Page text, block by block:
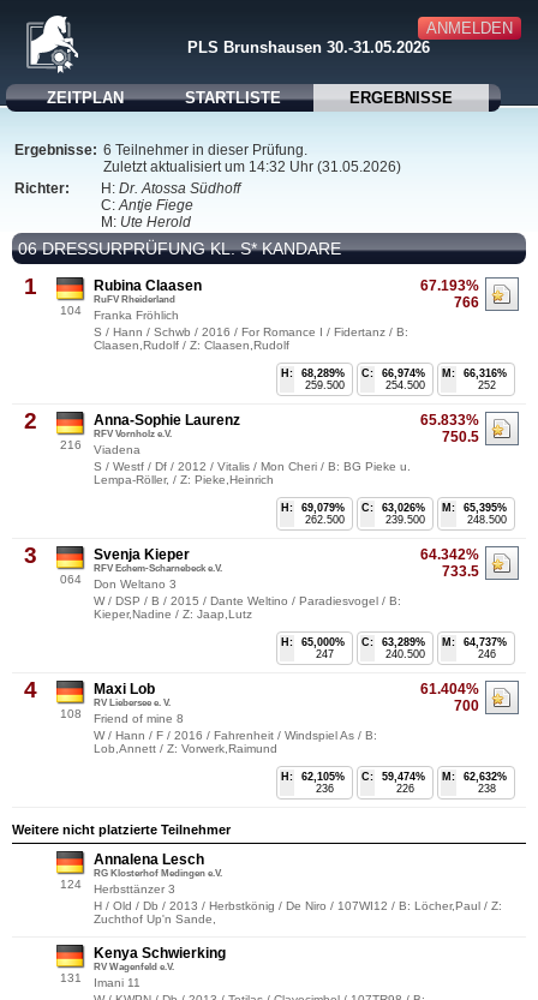
ANMELDEN
PLS Brunshausen 30.-31.05.2026
ZEITPLAN STARTLISTE ERGEBNISSE
Ergebnisse: 6 Teilnehmer in dieser Prüfung.
Zuletzt aktualisiert um 14:32 Uhr (31.05.2026)
Richter:
H: Dr. Atossa Südhoff
C:Antje Fiege
M: Ute Herold
06 DRESSURPRÜFUNG KL. S* KANDARE
1
104
67.193%
766
Rubina Claasen
RuFV Rheiderland
Franka Fröhlich
S / Hann / Schwb / 2016 / For Romance I / Fidertanz / B:
Claasen,Rudolf / Z: Claasen,Rudolf
M:
66,316%
252
C:
66,974%
254.500
H:
68,289%
259.500
2
216
65.833%
750.5
Anna-Sophie Laurenz
RFV Vornholz e.V.
Viadena
S / Westf / Df / 2012 / Vitalis / Mon Cheri / B: BG Pieke u.
Lempa-Röller, / Z: Pieke,Heinrich
M:
65,395%
248.500
C:
63,026%
239.500
H:
69,079%
262.500
3
064
64.342%
733.5
Svenja Kieper
RFV Echem-Scharnebeck e.V.
Don Weltano 3
W / DSP / B / 2015 / Dante Weltino / Paradiesvogel / B:
Kieper,Nadine / Z: Jaap,Lutz
M:
64,737%
246
C:
63,289%
240.500
H:
65,000%
247
4
108
61.404%
700
Maxi Lob
RV Liebersee e. V.
Friend of mine 8
W / Hann / F / 2016 / Fahrenheit / Windspiel As / B:
Lob,Annett / Z: Vorwerk,Raimund
M:
62,632%
238
C:
59,474%
226
H:
62,105%
236
Weitere nicht platzierte Teilnehmer
124
Annalena Lesch
RG Klosterhof Medingen e.V.
Herbsttänzer 3
H / Old / Db / 2013 / Herbstkönig / De Niro / 107WI12 / B: Löcher,Paul / Z:
Zuchthof Up'n Sande,
131
Kenya Schwierking
RV Wagenfeld e.V.
Imani 11